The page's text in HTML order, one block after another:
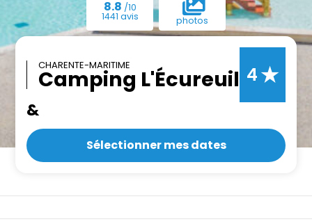
4★
&
8.8 /10
1441 avis photos
CHARENTE-MARITIME
Camping L'Écureuil
Sélectionner mes dates